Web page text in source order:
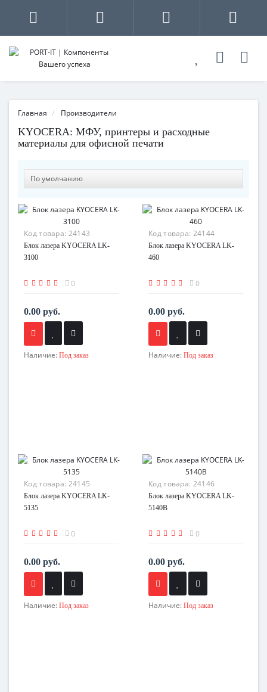
Главная Производители
KYOCERA: МФУ, принтеры и расходные
материалы для офисной печати
Код товара: 24143
Блок лазера KYOCERA LK-
3100
0
0.00 руб.
Наличие: Под заказ
Код товара: 24144
Блок лазера KYOCERA LK-
460
0
0.00 руб.
Наличие: Под заказ
Код товара: 24145
Блок лазера KYOCERA LK-
5135
0
0.00 руб.
Наличие: Под заказ
Код товара: 24146
Блок лазера KYOCERA LK-
5140B
0
0.00 руб.
Наличие: Под заказ